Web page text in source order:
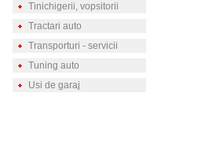
Tinichigerii, vopsitorii
Tractari auto
Transporturi - servicii
Tuning auto
Usi de garaj